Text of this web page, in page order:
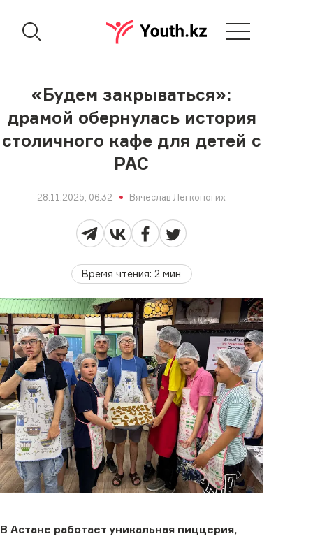
«Будем закрываться»:
драмой обернулась история
столичного кафе для детей с
РАС
28.11.2025, 06:32 Вячеслав Легконогих
Время чтения:2 мин
В Астане работает уникальная пиццерия,